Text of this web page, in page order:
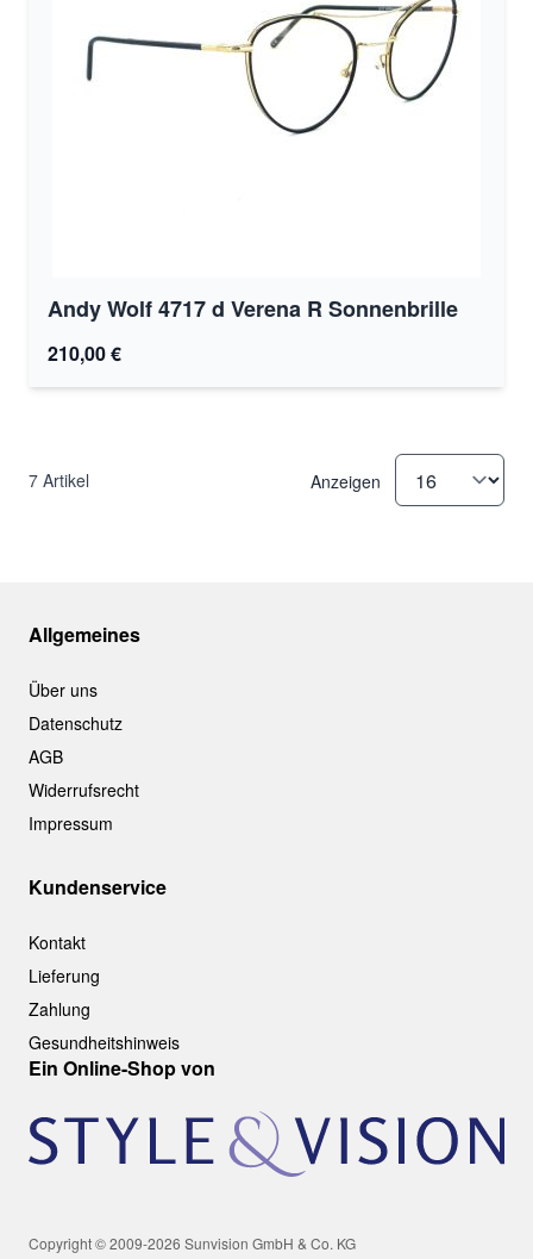
Andy Wolf 4717 d Verena R Sonnenbrille
210,00 €
7 Artikel Anzeigen
Allgemeines
Über uns
Datenschutz
AGB
Widerrufsrecht
Impressum
Kundenservice
Kontakt
Lieferung
Zahlung
Gesundheitshinweis
Ein Online-Shop von
Copyright © 2009-2026 Sunvision GmbH & Co. KG